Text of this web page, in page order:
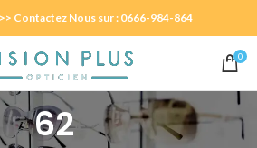
Contactez Nous sur : 0666-984-864
0
62